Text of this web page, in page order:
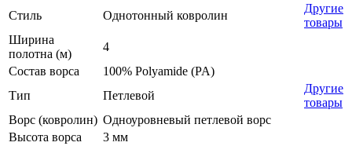
Стиль
Однотонный ковролин
Другие
товары
Ширина
полотна (м)
4
Состав ворса
100% Polyamide (PA)
Тип
Петлевой
Другие
товары
Ворс (ковролин) Одноуровневый петлевой ворс
Высота ворса
3 мм